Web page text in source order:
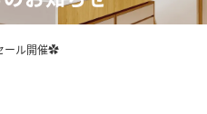
ール開催✿